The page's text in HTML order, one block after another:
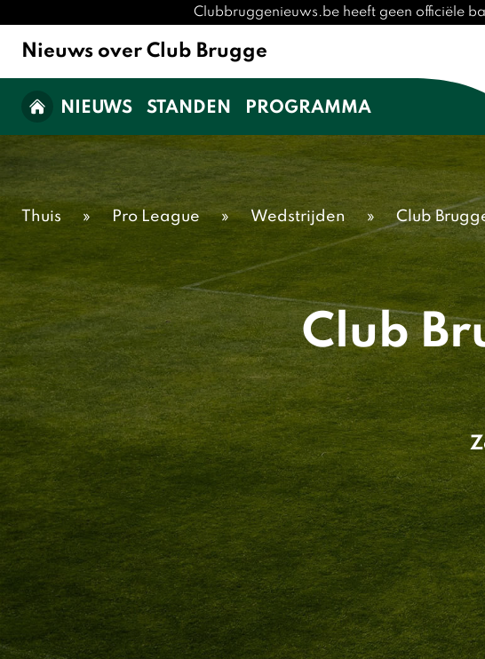
Clubbruggenieuws.be heeft geen officiële
Nieuws over Club Brugge
NIEUWS STANDEN PROGRAMMA
Thuis » Pro League » Wedstrijden » Club
Club